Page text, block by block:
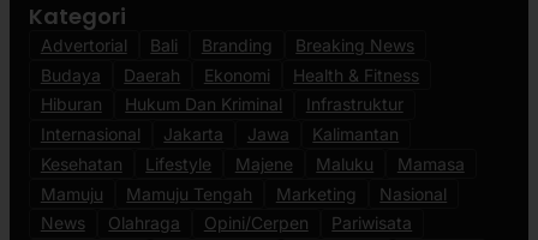
Kategori
Advertorial Bali Branding
Breaking News
Budaya
Daerah Ekonomi
Health & Fitness
Hiburan
Hukum Dan Kriminal
Infrastruktur
Internasional
Jakarta Jawa
Kalimantan
Kesehatan
Lifestyle Majene Maluku
Mamasa
Mamuju
Mamuju Tengah Marketing
Nasional
News
Olahraga Opini/Cerpen
Pariwisata